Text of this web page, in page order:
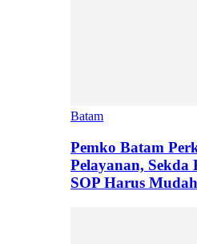
Batam
Pemko Batam
Pelayanan, Sekda
SOP Harus